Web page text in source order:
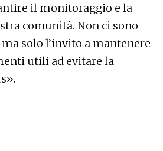
il monitoraggio e la
comunità. Non ci sono
solo l’invito a mantenere
utili ad evitare la